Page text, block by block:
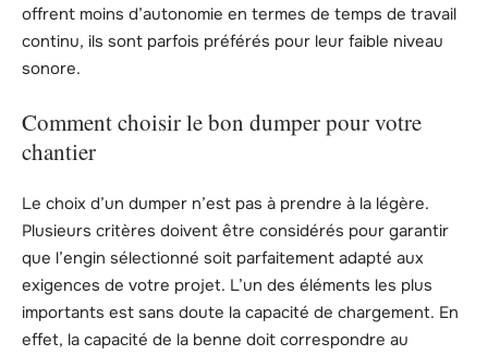
offrent moins d’autonomie en termes de temps de travail
continu, ils sont parfois préférés pour leur faible niveau
sonore.
Comment choisir le bon dumper pour votre
chantier
Le choix d’un dumper n’est pas à prendre à la légère.
Plusieurs critères doivent être considérés pour garantir
que l’engin sélectionné soit parfaitement adapté aux
exigences de votre projet. L’un des éléments les plus
importants est sans doute la capacité de chargement. En
effet, la capacité de la benne doit correspondre au